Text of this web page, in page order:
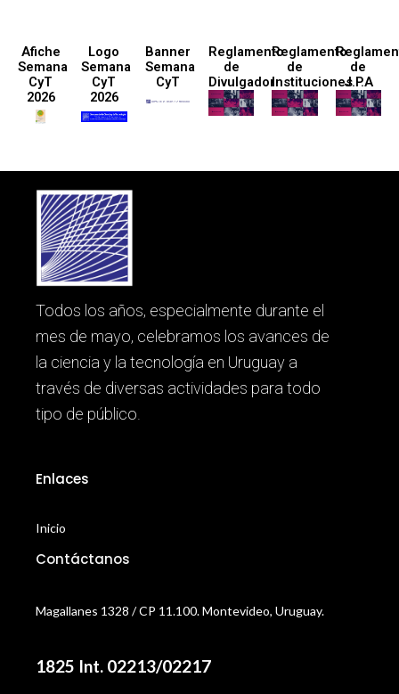
Afiche
Semana
CyT
2026
Logo
Semana
CyT
2026
Banner
Semana
CyT
Reglamento
de
Divulgador
Reglamento
de
Instituciones
de
J.P.A
Todos los años, especialmente durante el
mes de mayo, celebramos los avances de
la ciencia y la tecnología en Uruguay a
través de diversas actividades para todo
tipo de público.
Enlaces
Inicio
Contáctanos
Magallanes 1328 / CP 11.100. Montevideo, Uruguay.
1825 Int. 02213/02217